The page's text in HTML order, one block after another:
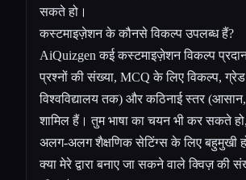
सकते हो।
कस्टमाइज़ेशन के कौनसे विकल्प उपलब्ध हैं?
AiQuizgen कई कस्टमाइज़ेशन विकल्प
प्रश्नों की संख्या, MCQ के लिए विकल्प, ग्रेड
विश्वविद्यालय तक) और कठिनाई स्तर
शामिल हैं। तुम भाषा का चयन भी कर सकते
अलग-अलग शैक्षणिक सेटिंग्स के लिए बहुमुखी
क्या मेरे द्वारा बनाए जा सकने वाले क्विज़ की